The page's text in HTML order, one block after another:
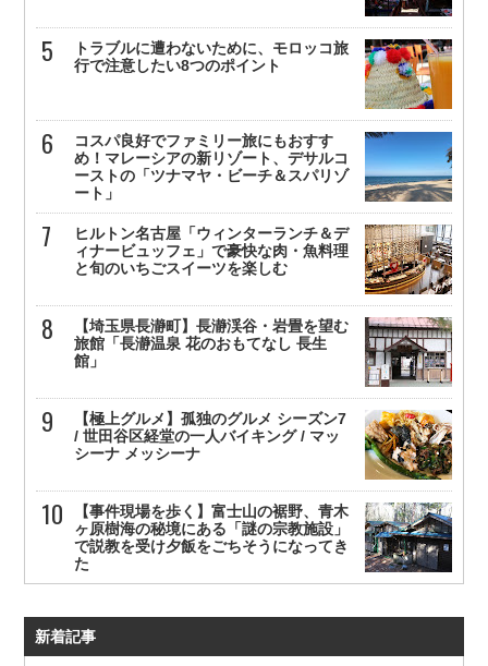
トラブルに遭わないために、モロッコ旅
行で注意したい8つのポイント
コスパ良好でファミリー旅にもおすす
め！マレーシアの新リゾート、デサルコ
ーストの「ツナマヤ・ビーチ＆スパリゾ
ート」
ヒルトン名古屋「ウィンターランチ＆デ
ィナービュッフェ」で豪快な肉・魚料理
と旬のいちごスイーツを楽しむ
【埼玉県長瀞町】長瀞渓谷・岩畳を望む
旅館「長瀞温泉 花のおもてなし 長生
館」
【極上グルメ】孤独のグルメ シーズン7
/ 世田谷区経堂の一人バイキング / マッ
シーナ メッシーナ
【事件現場を歩く】富士山の裾野、青木
ヶ原樹海の秘境にある「謎の宗教施設」
で説教を受け夕飯をごちそうになってき
た
新着記事